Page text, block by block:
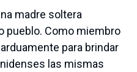
madre soltera
pueblo. Como miembro
para brindar
las mismas